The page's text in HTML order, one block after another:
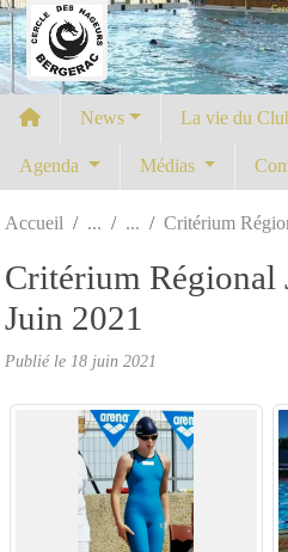
News La vie du
Agenda Médias
Accueil Critérium
Critérium Régional
Juin 2021
Publié le 18 juin 2021
Panneau de gestion des cookies